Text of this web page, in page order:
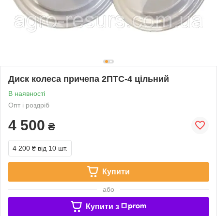
Диск колеса причепа 2ПТС-4 цільний
В наявності
Опт і роздріб
4 500 ₴
4 200 ₴ від 10 шт.
Купити
або
Купити з